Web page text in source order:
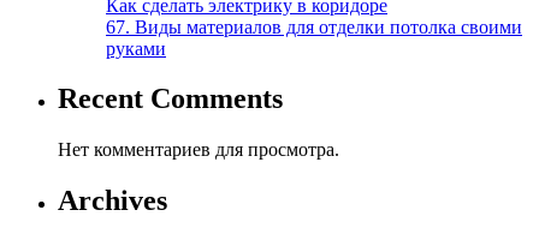
Как сделать электрику в коридоре
67. Виды материалов для отделки потолка своими
руками
Recent Comments
Нет комментариев для просмотра.
Archives